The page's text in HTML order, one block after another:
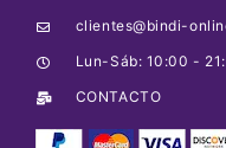
clientes@bindi-
Lun-Sáb: 10:00 -
CONTACTO